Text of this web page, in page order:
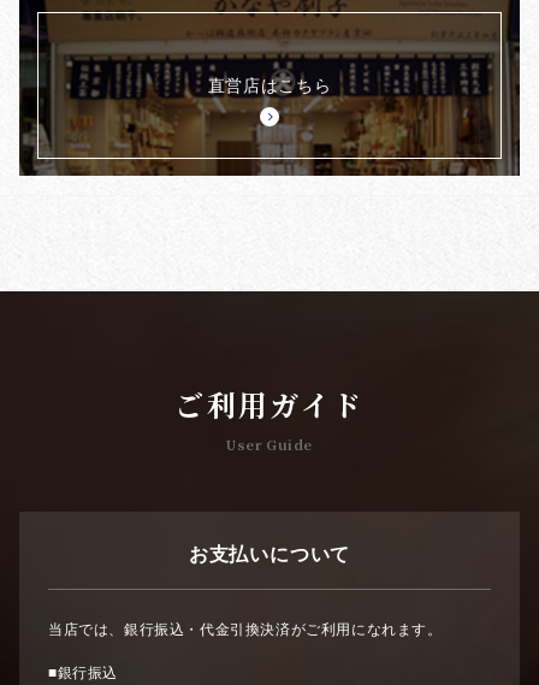
直営店はこちら
ご利用ガイド
User Guide
お支払いについて
当店では、銀行振込・代金引換決済がご利用になれます。
■銀行振込